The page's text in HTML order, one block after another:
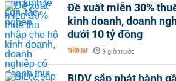
Đề xuất miễn 30%
kinh doanh, doanh
dưới 10 tỷ đồng
THỜI SỰ - 9 giờ trước
BIDV sắp phát hành